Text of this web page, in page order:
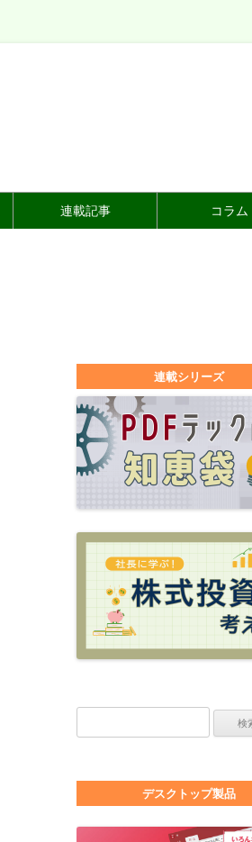
連載記事 コラム
連載シリーズ
デスクトップ製品